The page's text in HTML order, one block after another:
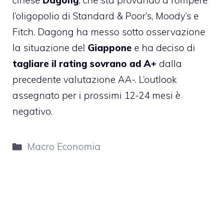
l’oligopolio di Standard & Poor’s, Moody’s e
Fitch. Dagong ha messo sotto osservazione
la situazione del Giappone e ha deciso di
tagliare il rating sovrano ad A+ dalla
precedente valutazione AA-. L’outlook
assegnato per i prossimi 12-24 mesi è
negativo.
Categorie
Macro Economia